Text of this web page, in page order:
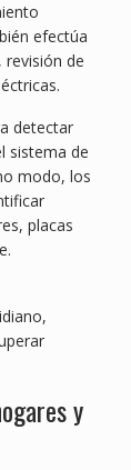
efectúa
de
detectar
sistema de
modo, los
placas
y